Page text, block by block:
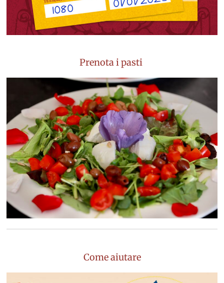
Prenota i pasti
Come aiutare